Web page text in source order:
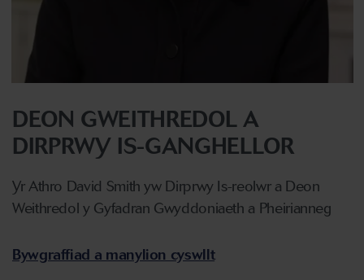
DEON GWEITHREDOL A
DIRPRWY IS-GANGHELLOR
Yr Athro David Smith yw Dirprwy Is-reolwr a Deon
Weithredol y Gyfadran Gwyddoniaeth a Pheirianneg
Bywgraffiad a manylion cyswllt